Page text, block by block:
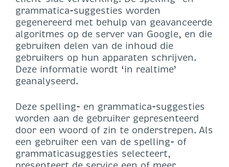
grammatica-suggesties worden
gegenereerd met behulp van geavanceerde
algoritmes op de server van Google, en die
gebruiken delen van de inhoud die
gebruikers op hun apparaten schrijven.
Deze informatie wordt ‘in realtime’
geanalyseerd.
Deze spelling- en grammatica-suggesties
worden aan de gebruiker gepresenteerd
door een woord of zin te onderstrepen. Als
een gebruiker een van de spelling- of
grammaticasuggesties selecteert,